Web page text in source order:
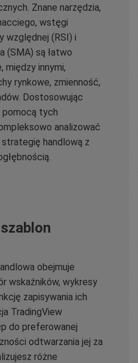
Znane narzędzia,
wstęgi
względnej (RSI) i
(SMA) są łatwo
między innymi,
rynkowe, zmienność,
Dostosowując
pomocą tych
analizować
handlową z
obejmuje
wskaźników, wykresy
zapisywania ich
TradingView
do preferowanej
odtwarzania jej za
różne